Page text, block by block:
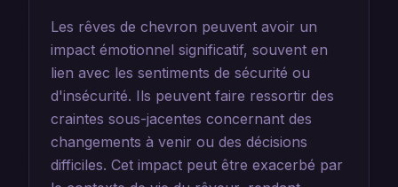
Les rêves de chevron peuvent avoir un
impact émotionnel significatif, souvent en
lien avec les sentiments de sécurité ou
d'insécurité. Ils peuvent faire ressortir des
craintes sous-jacentes concernant des
changements à venir ou des décisions
difficiles. Cet impact peut être exacerbé par